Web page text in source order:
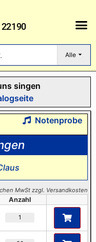
Alle
singen
Notenprobe
MwSt zzgl. Versandkosten
Anzahl